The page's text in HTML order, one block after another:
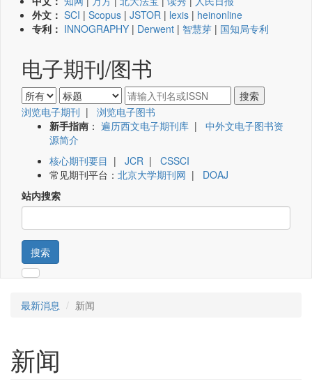
外文： SCI | Scopus | JSTOR | lexis | heinonline
专利： INNOGRAPHY | Derwent | 智慧芽 | 国知局专利
电子期刊/图书
浏览电子期刊 | 浏览电子图书
新手指南 ： 遍历西文电子期刊库 | 中外文电子图书资
源简介
核心期刊要目 | JCR | CSSCI
常见期刊平台： 北京大学期刊网 | DOAJ
站内搜索
搜索
最新消息 新闻
新闻